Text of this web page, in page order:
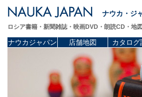
ナウカ・ジ
ロシア書籍・新聞雑誌・映画DVD・朗読CD・
ナウカジャパン 店舗地図 カタログ